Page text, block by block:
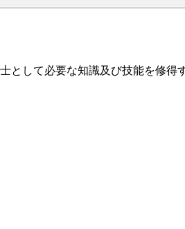
として必要な知識及び技能を修得